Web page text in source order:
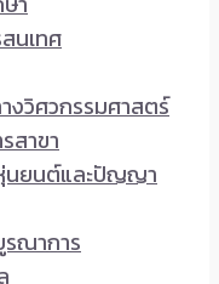
นเทศ
งวิศวกรรมศาสตร์
สาขา
นยนต์และปัญญา
รณาการ